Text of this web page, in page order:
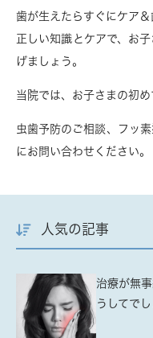
歯が生えたらすぐにケア
正しい知識とケアで、お
げましょう。
当院では、お子さまの初め
虫歯予防のご相談、フッ
にお問い合わせください。
人気の記事
治療が無
うしてで